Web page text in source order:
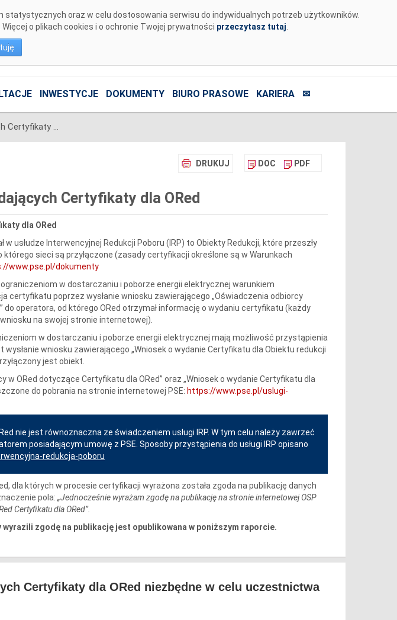
oraz w celu dostosowania serwisu do indywidualnych potrzeb użytkowników.
o plikach cookies i o ochronie Twojej prywatności przeczytasz tutaj
INWESTYCJE DOKUMENTY BIURO PRASOWE KARIERA ✉
Lista Odbiorców posiadających Certyfikaty dla ORed
DRUKUJ DOC PDF
Certyfikaty dla ORed
dla ORed
w usłudze Interwencyjnej Redukcji Poboru (IRP) to Obiekty Redukcji, które przeszły
sieci są przyłączone (zasady certyfikacji określone są w Warunkach
www.pse.pl/dokumenty
w dostarczaniu i poborze energii elektrycznej warunkiem
certyfikatu poprzez wysłanie wniosku zawierającego „Oświadczenia odbiorcy
do operatora, od którego ORed otrzymał informację o wydaniu certyfikatu (każdy
na swojej stronie internetowej).
w dostarczaniu i poborze energii elektrycznej mają możliwość przystąpienia
wysłanie wniosku zawierającego „Wniosek o wydanie Certyfikatu dla Obiektu redukcji
jest obiekt.
w ORed dotyczące Certyfikatu dla ORed” oraz „Wniosek o wydanie Certyfikatu dla
do pobrania na stronie internetowej PSE: https://www.pse.pl/uslugi-
nie jest równoznaczna ze świadczeniem usługi IRP. W tym celu należy zawrzeć
posiadającym umowę z PSE. Sposoby przystąpienia do usługi IRP opisano
redukcja-poboru
dla których w procesie certyfikacji wyrażona została zgoda na publikację danych
pola: „Jednocześnie wyrażam zgodę na publikację na stronie internetowej OSP
Certyfikatu dla ORed”.
zgodę na publikację jest opublikowana w poniższym raporcie.
Certyfikaty dla ORed niezbędne w celu uczestnictwa